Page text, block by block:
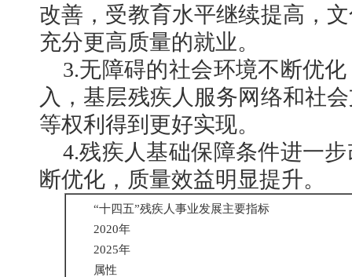
改善，受教育水平继续提高，
充分更高质量的就业。
3.无障碍的社会环境不断优
入，基层残疾人服务网络和社
等权利得到更好实现。
4.残疾人基础保障条件进一
断优化，质量效益明显提升。
“十四五”残疾人事业发展主要指标
2020年
2025年
属性